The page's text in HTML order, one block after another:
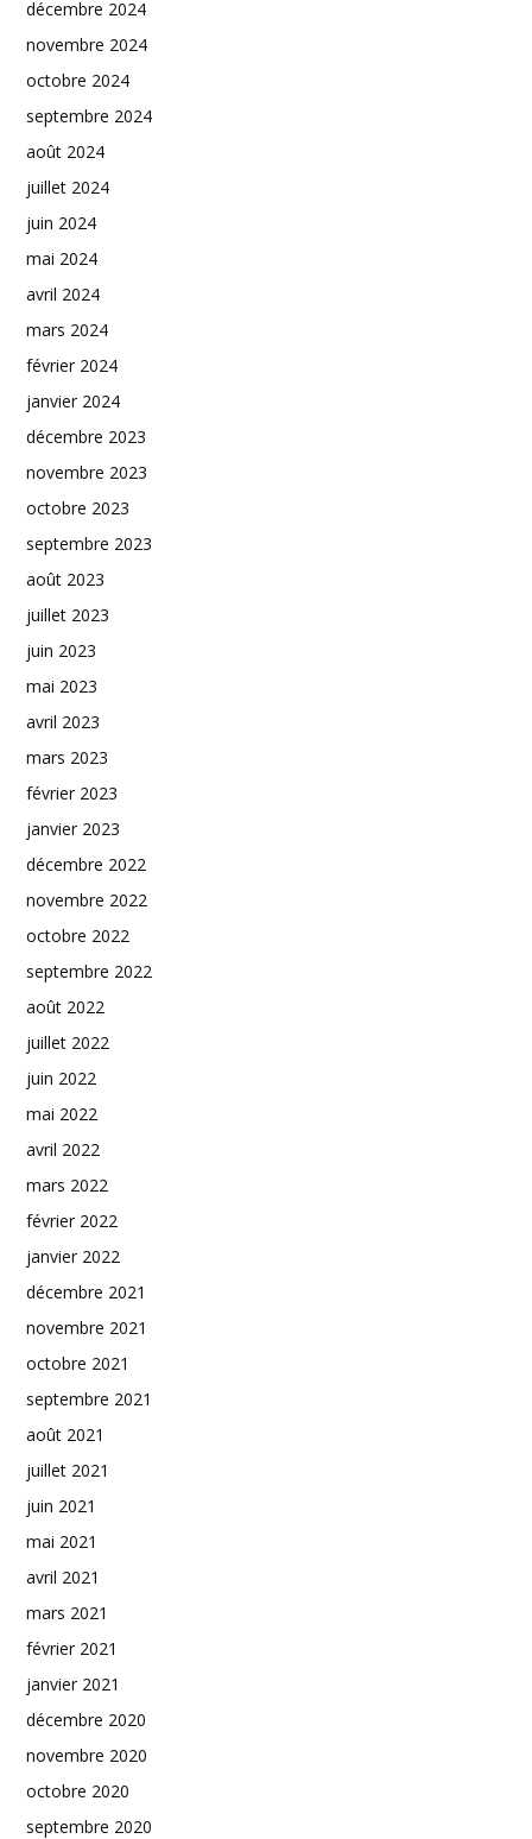
décembre 2024
novembre 2024
octobre 2024
septembre 2024
août 2024
juillet 2024
juin 2024
mai 2024
avril 2024
mars 2024
février 2024
janvier 2024
décembre 2023
novembre 2023
octobre 2023
septembre 2023
août 2023
juillet 2023
juin 2023
mai 2023
avril 2023
mars 2023
février 2023
janvier 2023
décembre 2022
novembre 2022
octobre 2022
septembre 2022
août 2022
juillet 2022
juin 2022
mai 2022
avril 2022
mars 2022
février 2022
janvier 2022
décembre 2021
novembre 2021
octobre 2021
septembre 2021
août 2021
juillet 2021
juin 2021
mai 2021
avril 2021
mars 2021
février 2021
janvier 2021
décembre 2020
novembre 2020
octobre 2020
septembre 2020